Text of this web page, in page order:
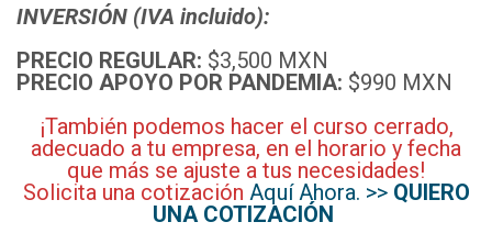
INVERSIÓN (IVA incluido):
PRECIO REGULAR: $3,500 MXN
PRECIO APOYO POR PANDEMIA: $990 MXN
¡También podemos hacer el curso cerrado,
adecuado a tu empresa, en el horario y fecha
que más se ajuste a tus necesidades!
Solicita una cotización Aquí Ahora. >> QUIERO
UNA COTIZACIÓN